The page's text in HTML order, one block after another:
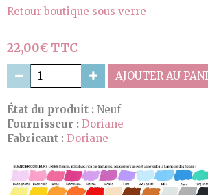
Retour boutique sous verre
22,00€ TTC
AJOUTER AU
État du produit : Neuf
Fournisseur : Doriane
Fabricant : Doriane